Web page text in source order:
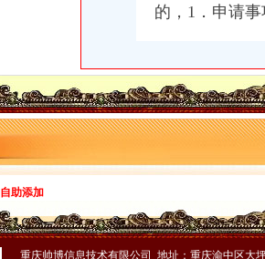
的，1．申请
自助添加
重庆帅博信息技术有限公司 地址：重庆渝中区大